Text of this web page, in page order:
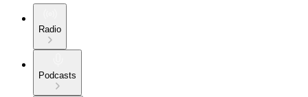
Radio
Podcasts